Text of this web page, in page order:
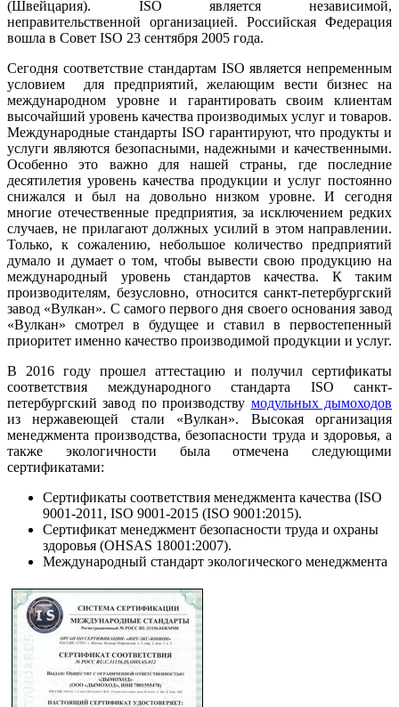
(Швейцария). ISO является независимой,
неправительственной организацией. Российская Федерация
вошла в Совет ISO 23 сентября 2005 года.
Сегодня соответствие стандартам ISO является непременным
условием для предприятий, желающим вести бизнес на
международном уровне и гарантировать своим клиентам
высочайший уровень качества производимых услуг и товаров.
Международные стандарты ISO гарантируют, что продукты и
услуги являются безопасными, надежными и качественными.
Особенно это важно для нашей страны, где последние
десятилетия уровень качества продукции и услуг постоянно
снижался и был на довольно низком уровне. И сегодня
многие отечественные предприятия, за исключением редких
случаев, не прилагают должных усилий в этом направлении.
Только, к сожалению, небольшое количество предприятий
думало и думает о том, чтобы вывести свою продукцию на
международный уровень стандартов качества. К таким
производителям, безусловно, относится санкт-петербургский
завод «Вулкан». С самого первого дня своего основания завод
«Вулкан» смотрел в будущее и ставил в первостепенный
приоритет именно качество производимой продукции и услуг.
В 2016 году прошел аттестацию и получил сертификаты
соответствия международного стандарта ISO санкт-
петербургский завод по производству модульных дымоходов
из нержавеющей стали «Вулкан». Высокая организация
менеджмента производства, безопасности труда и здоровья, а
также экологичности была отмечена следующими
сертификатами:
Сертификаты соответствия менеджмента качества (ISO
9001-2011, ISO 9001-2015 (ISO 9001:2015).
Сертификат менеджмент безопасности труда и охраны
здоровья (OHSAS 18001:2007).
Международный стандарт экологического менеджмента